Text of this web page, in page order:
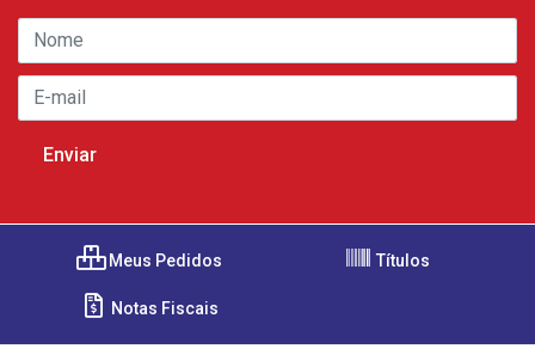
Meus Pedidos Títulos
Notas Fiscais